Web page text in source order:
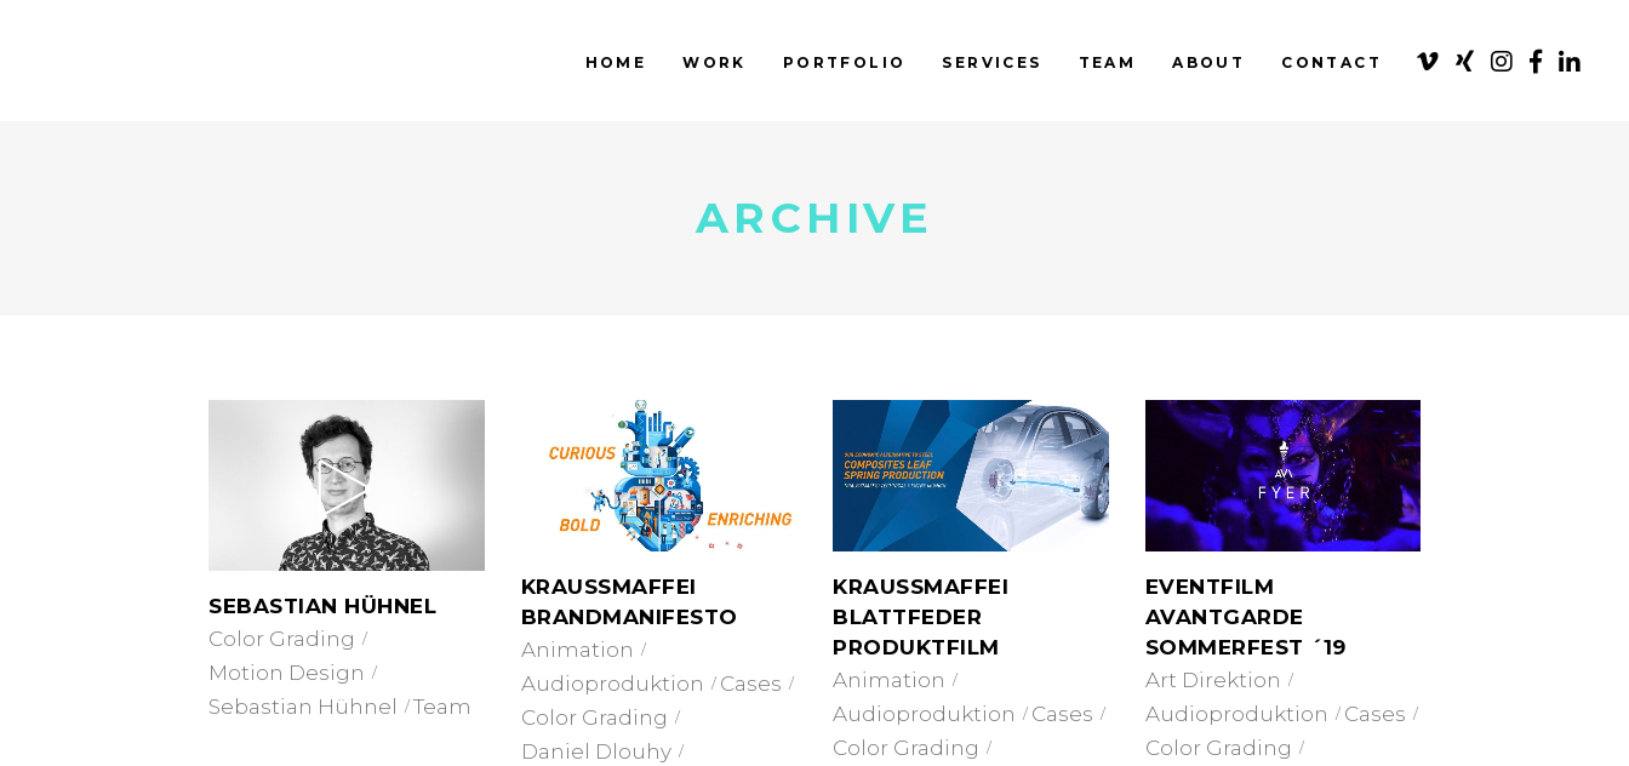
HOME WORK PORTFOLIO SERVICES TEAM ABOUT CONTACT
ARCHIVE
SEBASTIAN HÜHNEL
Color Grading
Motion Design
Sebastian Hühnel
Team
KRAUSSMAFFEI
BRANDMANIFESTO
Animation
Audioproduktion
Cases
Color Grading
Daniel Dlouhy
KRAUSSMAFFEI
BLATTFEDER
PRODUKTFILM
Animation
Audioproduktion
Cases
Color Grading
EVENTFILM
AVANTGARDE
SOMMERFEST ´19
Art Direktion
Audioproduktion
Cases
Color Grading